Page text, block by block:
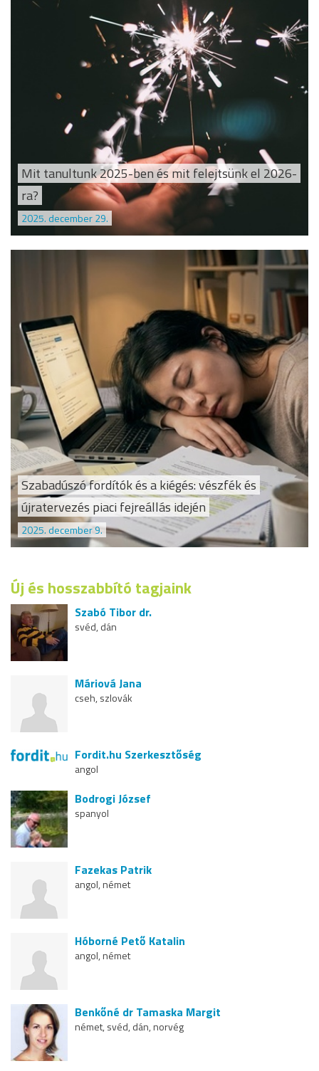
Mit tanultunk 2025-ben és mit felejtsünk el 2026-
ra?
2025. december 29.
Szabadúszó fordítók és a kiégés: vészfék és
újratervezés piaci fejreállás idején
2025. december 9.
Új és hosszabbító tagjaink
Szabó Tibor dr.
svéd, dán
Máriová Jana
cseh, szlovák
Fordit.hu Szerkesztőség
angol
Bodrogi József
spanyol
Fazekas Patrik
angol, német
Hóborné Pető Katalin
angol, német
Benkőné dr Tamaska Margit
német, svéd, dán, norvég